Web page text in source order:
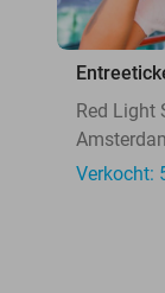
Red Light
Verkocht: